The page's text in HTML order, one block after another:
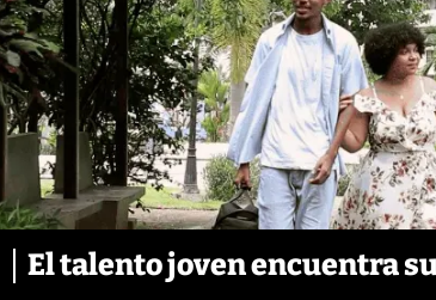
El talento joven encuentra